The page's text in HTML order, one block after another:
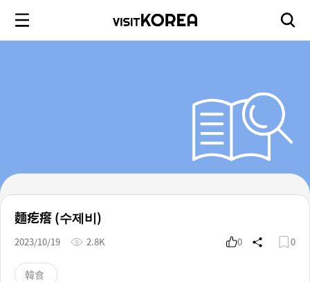
麵疙瘩 (수제비)
2023/10/19 2.8K 0 0
韓食